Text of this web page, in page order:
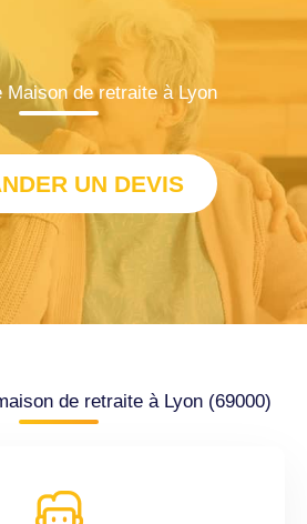
Maison de retraite à Lyon
UN DEVIS
de retraite à Lyon (69000)